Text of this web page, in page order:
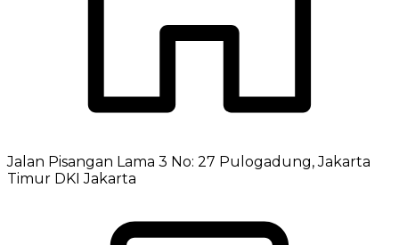
Jalan Pisangan Lama 3 No: 27 Pulogadung, Jakarta
Timur DKI Jakarta